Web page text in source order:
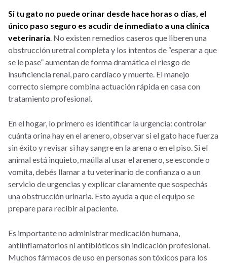
Si tu gato no puede orinar desde hace horas o días, el
único paso seguro es acudir de inmediato a una clínica
veterinaria. No existen remedios caseros que liberen una
obstrucción uretral completa y los intentos de “esperar a que
se le pase” aumentan de forma dramática el riesgo de
insuficiencia renal, paro cardíaco y muerte. El manejo
correcto siempre combina actuación rápida en casa con
tratamiento profesional.
En el hogar, lo primero es identificar la urgencia: controlar
cuánta orina hay en el arenero, observar si el gato hace fuerza
sin éxito y revisar si hay sangre en la arena o en el piso. Si el
animal está inquieto, maúlla al usar el arenero, se esconde o
vomita, debés llamar a tu veterinario de confianza o a un
servicio de urgencias y explicar claramente que sospechás
una obstrucción urinaria. Esto ayuda a que el equipo se
prepare para recibir al paciente.
Es importante no administrar medicación humana,
antiinflamatorios ni antibióticos sin indicación profesional.
Muchos fármacos de uso en personas son tóxicos para los